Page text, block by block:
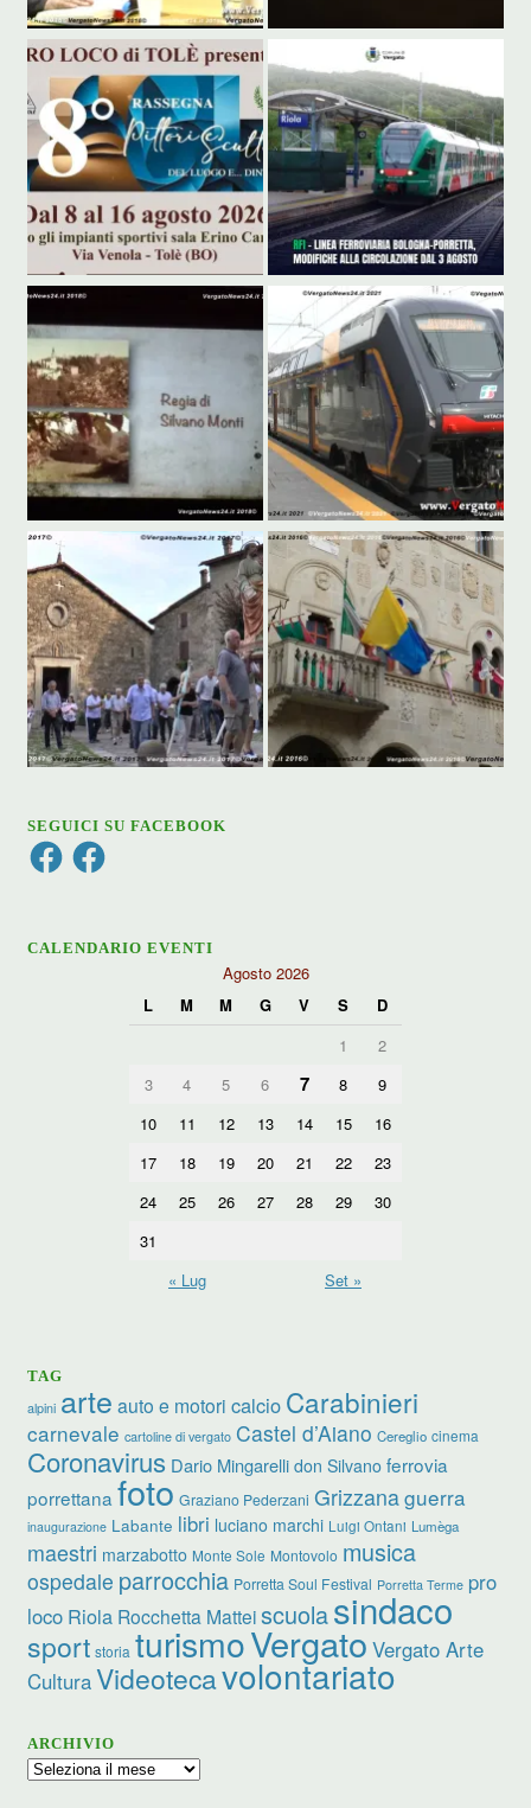
SEGUICI SU FACEBOOK
FacebookFacebook
CALENDARIO EVENTI
Agosto 2026
L
M M G V S
D
1
2
3
4 5 6 7 8
9
10
11 12 13 14 15
16
17
18 19 20 21 22
23
24
25 26 27 28 29
30
31
« Lug
Set »
TAG
alpini arte auto e motori calcio Carabinieri
carnevale cartoline di vergato Castel d’Aiano Cereglio cinema
Coronavirus Dario Mingarelli don Silvano ferrovia
porrettana foto Graziano Pederzani Grizzanaguerra
inaugurazione Labante libri luciano marchi Luigi Ontani Lumèga
maestri marzabotto Monte Sole Montovolo musica
ospedale parrocchia Porretta Soul Festival Porretta Terme pro
loco Riola Rocchetta Matteiscuolasindaco
sport storia turismoVergato Vergato Arte
CulturaVideotecavolontariato
ARCHIVIO
Archivio